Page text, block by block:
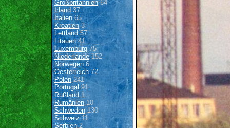
Großbritannien64
Irland 37
Italien65
Kroatien3
Lettland57
Litauen41
Luxemburg 75
Niederlande152
Norwegen6
Oesterreich72
Polen 241
Portugal91
Rußland 1
Rumänien10
Schweden 130
Schweiz11
Serbien2